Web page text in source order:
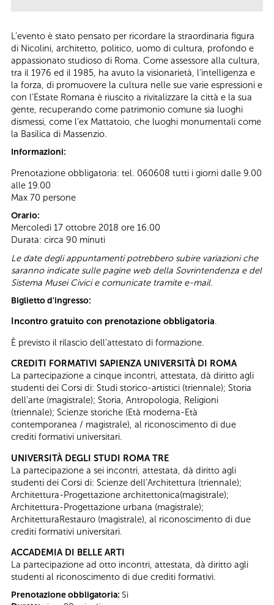
L’evento è stato pensato per ricordare la straordinaria figura
di Nicolini, architetto, politico, uomo di cultura, profondo e
appassionato studioso di Roma. Come assessore alla cultura,
tra il 1976 ed il 1985, ha avuto la visionarietà, l’intelligenza e
la forza, di promuovere la cultura nelle sue varie espressioni e
con l’Estate Romana è riuscito a rivitalizzare la città e la sua
gente, recuperando come patrimonio comune sia luoghi
dismessi, come l’ex Mattatoio, che luoghi monumentali come
la Basilica di Massenzio.
Informazioni:
Prenotazione obbligatoria: tel. 060608 tutti i giorni dalle 9.00
alle 19.00
Max 70 persone
Orario:
Mercoledì 17 ottobre 2018 ore 16.00
Durata: circa 90 minuti
Le date degli appuntamenti potrebbero subire variazioni che
saranno indicate sulle pagine web della Sovrintendenza e del
Sistema Musei Civici e comunicate tramite e-mail.
Biglietto d'ingresso:
Incontro gratuito con prenotazione obbligatoria.
È previsto il rilascio dell’attestato di formazione.
CREDITI FORMATIVI SAPIENZA UNIVERSITÀ DI ROMA
La partecipazione a cinque incontri, attestata, dà diritto agli
studenti dei Corsi di: Studi storico-artistici (triennale); Storia
dell’arte (magistrale); Storia, Antropologia, Religioni
(triennale); Scienze storiche (Età moderna-Età
contemporanea / magistrale), al riconoscimento di due
crediti formativi universitari.
UNIVERSITÀ DEGLI STUDI ROMA TRE
La partecipazione a sei incontri, attestata, dà diritto agli
studenti dei Corsi di: Scienze dell’Architettura (triennale);
Architettura-Progettazione architettonica(magistrale);
Architettura-Progettazione urbana (magistrale);
ArchitetturaRestauro (magistrale), al riconoscimento di due
crediti formativi universitari.
ACCADEMIA DI BELLE ARTI
La partecipazione ad otto incontri, attestata, dà diritto agli
studenti al riconoscimento di due crediti formativi.
Prenotazione obbligatoria: Sì